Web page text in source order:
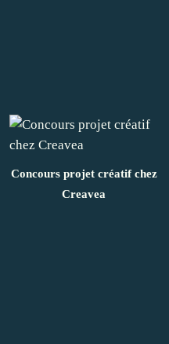
Concours projet créatif chez
Creavea